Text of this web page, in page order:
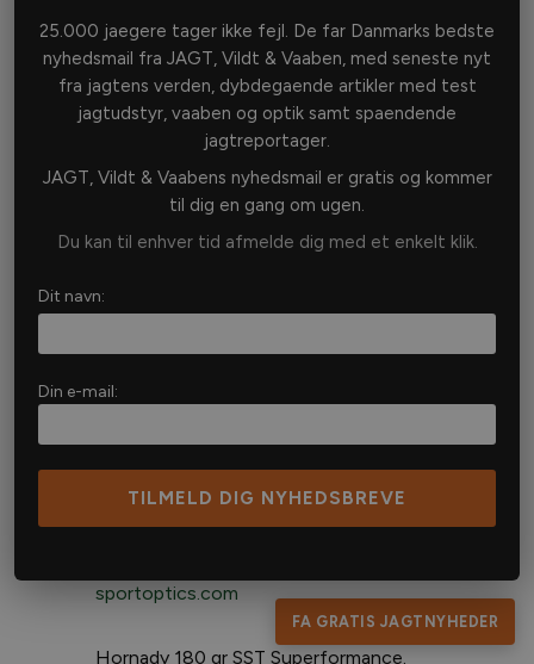
med en hornlængde på 85 centimeter
starter på 8.500 Euro.
Outfitter
Jagdreisen International
Mit udstyr
Winmag.www.sauer.de/en
sportoptics.com
Hornady 180 gr SST Superformance.
FA GRATIS JAGTNYHEDER
25.000 jaegere tager ikke fejl. De far Danmarks bedste
nyhedsmail fra JAGT, Vildt & Vaaben, med seneste nyt
fra jagtens verden, dybdegaende artikler med test
jagtudstyr, vaaben og optik samt spaendende
jagtreportager.
JAGT, Vildt & Vaabens nyhedsmail er gratis og kommer
til dig en gang om ugen.
Du kan til enhver tid afmelde dig med et enkelt klik.
Dit navn:
Din e-mail: